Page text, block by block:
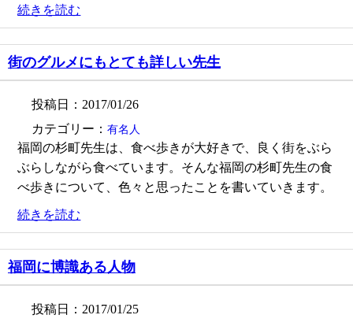
続きを読む
街のグルメにもとても詳しい先生
投稿日：2017/01/26
カテゴリー： 有名人
福岡の杉町先生は、食べ歩きが大好きで、良く街をぶら
ぶらしながら食べています。そんな福岡の杉町先生の食
べ歩きについて、色々と思ったことを書いていきます。
続きを読む
福岡に博識ある人物
投稿日：2017/01/25